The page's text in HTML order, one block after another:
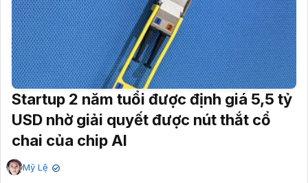
Startup 2 năm tuổi được định giá 5,5 tỷ
USD nhờ giải quyết được nút thắt cổ
chai của chip AI
Mỹ Lệ ✔